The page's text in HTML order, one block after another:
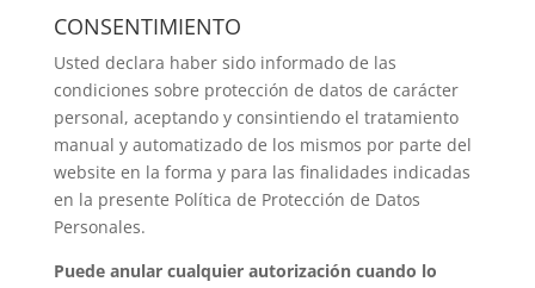
CONSENTIMIENTO
Usted declara haber sido informado de las
condiciones sobre protección de datos de carácter
personal, aceptando y consintiendo el tratamiento
manual y automatizado de los mismos por parte del
website en la forma y para las finalidades indicadas
en la presente Política de Protección de Datos
Personales.
Puede anular cualquier autorización cuando lo